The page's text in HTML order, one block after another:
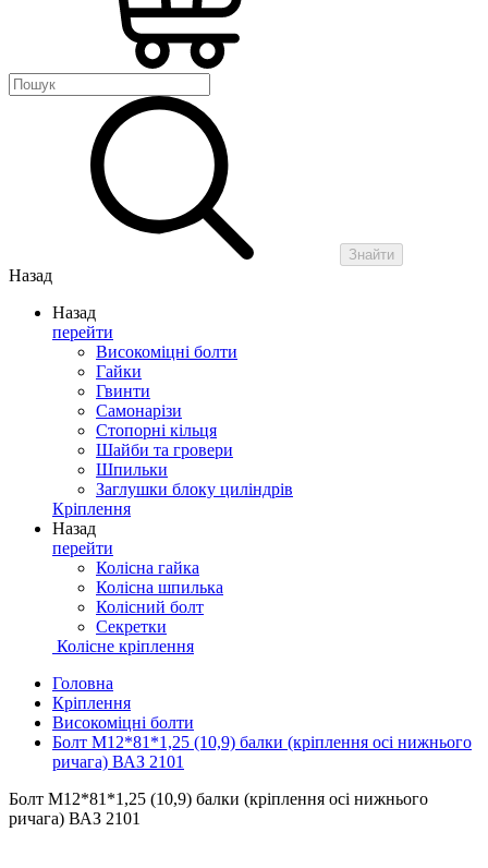
Знайти
Назад
Назад
перейти
Високоміцні болти
Гайки
Гвинти
Самонарізи
Стопорні кільця
Шайби та гровери
Шпильки
Заглушки блоку циліндрів
Кріплення
Назад
перейти
Колісна гайка
Колісна шпилька
Колісний болт
Секретки
Колісне кріплення
Головна
Кріплення
Високоміцні болти
Болт М12*81*1,25 (10,9) балки (кріплення осі нижнього
ричага) ВАЗ 2101
Болт М12*81*1,25 (10,9) балки (кріплення осі нижнього
ричага) ВАЗ 2101